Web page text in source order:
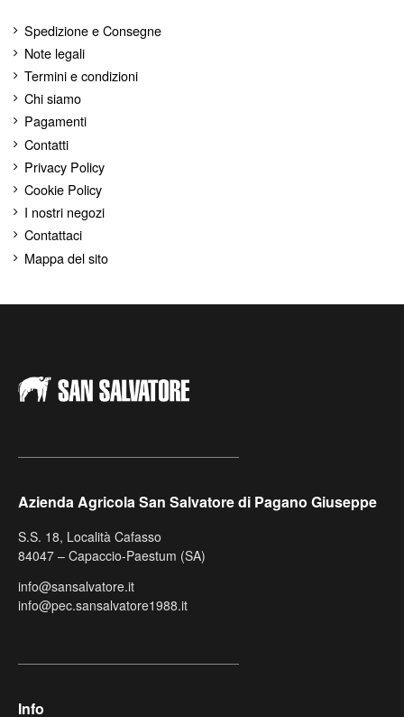
Spedizione e Consegne
Note legali
Termini e condizioni
Chi siamo
Pagamenti
Contatti
Privacy Policy
Cookie Policy
I nostri negozi
Contattaci
Mappa del sito
Azienda Agricola San Salvatore di Pagano Giuseppe
S.S. 18, Località Cafasso
84047 – Capaccio-Paestum (SA)
info@sansalvatore.it
info@pec.sansalvatore1988.it
Info